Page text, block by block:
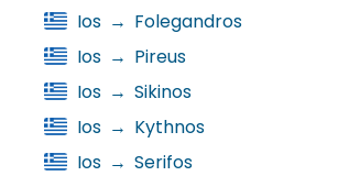
Ios → Folegandros
Ios → Pireus
Ios → Sikinos
Ios → Kythnos
Ios → Serifos